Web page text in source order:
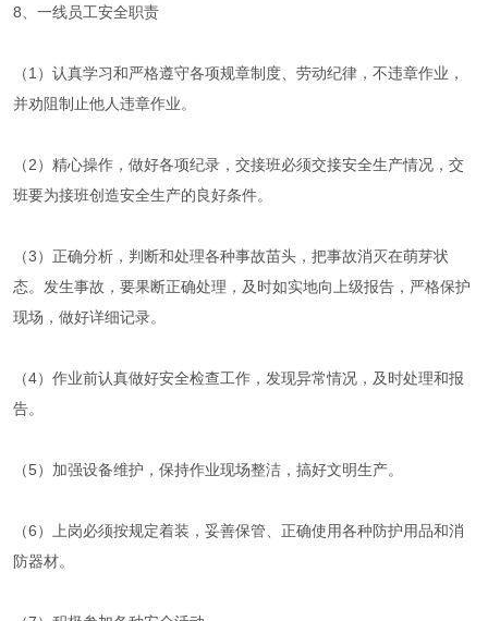
8、一线员工安全职责
（1）认真学习和严格遵守各项规章制度、劳动纪律，不违章作业，
并劝阻制止他人违章作业。
（2）精心操作，做好各项纪录，交接班必须交接安全生产情况，交
班要为接班创造安全生产的良好条件。
（3）正确分析，判断和处理各种事故苗头，把事故消灭在萌芽状
态。发生事故，要果断正确处理，及时如实地向上级报告，严格保护
现场，做好详细记录。
（4）作业前认真做好安全检查工作，发现异常情况，及时处理和报
告。
（5）加强设备维护，保持作业现场整洁，搞好文明生产。
（6）上岗必须按规定着装，妥善保管、正确使用各种防护用品和消
防器材。